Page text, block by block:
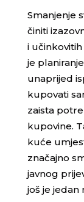
Smanjenje
činiti
i
je
unaprijed
kupovati
zaista
kupovine.
kuće
značajno
javnog
još je jedan